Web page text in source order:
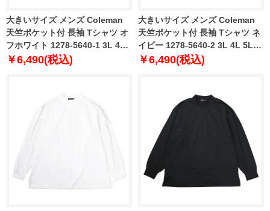
大きいサイズ メンズ Coleman
天竺ポケット付 長袖 Tシャツ オ
フホワイト 1278-5640-1 3L 4L
5L 6L
￥6,490(税込)
大きいサイズ メンズ Coleman
天竺ポケット付 長袖 Tシャツ ネ
イビー 1278-5640-2 3L 4L 5L
6L
￥6,490(税込)